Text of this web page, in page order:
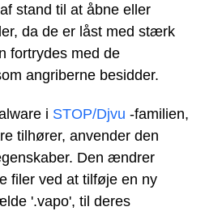
stand til at åbne eller
da de er låst med stærk
fortrydes med de
angriberne besidder.
i STOP/Djvu -familien,
tilhører, anvender den
Den ændrer
filer ved at tilføje en ny
'.vapo', til deres